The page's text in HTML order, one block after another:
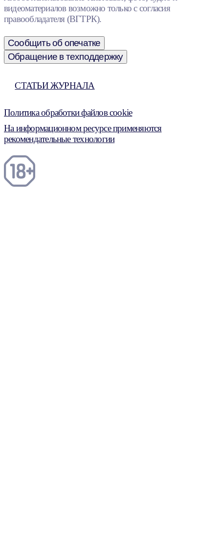
видеоматериалов возможно только с согласия
правообладателя (ВГТРК).
Сообщить об опечатке
Обращение в техподдержку
СТАТЬИ ЖУРНАЛА
Политика обработки файлов cookie
На информационном ресурсе применяются
рекомендательные технологии